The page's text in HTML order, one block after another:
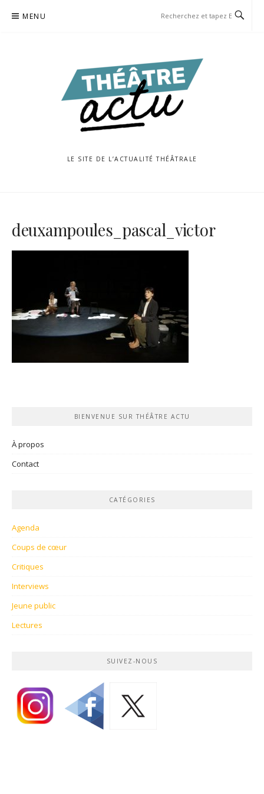
MENU
LE SITE DE L’ACTUALITÉ THÉÂTRALE
deuxampoules_pascal_victor
BIENVENUE SUR THÉÂTRE ACTU
À propos
Contact
CATÉGORIES
Agenda
Coups de cœur
Critiques
Interviews
Jeune public
Lectures
SUIVEZ-NOUS